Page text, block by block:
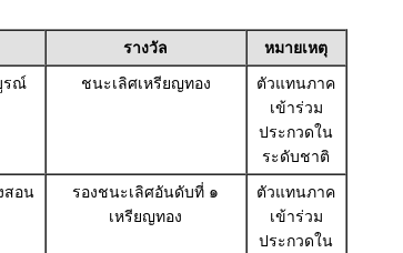
รางวัล
หมายเหตุ
รณ์
ชนะเลิศเหรียญทอง
ตัวแทนภาค
เข้าร่วม
ประกวดใน
ระดับชาติ
สอน
รองชนะเลิศอันดับที่ ๑
เหรียญทอง
ตัวแทนภาค
เข้าร่วม
ประกวดใน